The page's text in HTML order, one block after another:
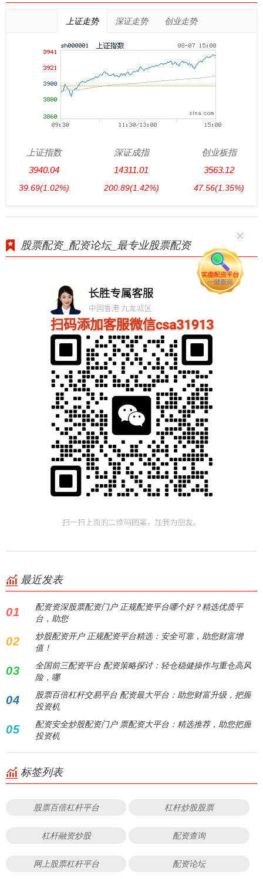
上证走势 深证走势 创业走势
上证指数
3940.04
39.69(1.02%)
深证成指
14311.01
200.89(1.42%)
创业板指
3563.12
47.56(1.35%)
股票配资_配资论坛_最专业股票配资
最近发表
01
配资资深股票配资门户 正规配资平台哪个好？精选优质平
台，助您
02
炒股配资开户 正规配资平台精选：安全可靠，助您财富增
值！
03
全国前三配资平台 配资策略探讨：轻仓稳健操作与重仓高风
险，哪
04
股票百倍杠杆交易平台 配资最大平台：助您财富升级，把握
投资机
05
配资安全炒股配资门户 票配资大平台：精选推荐，助您把握
投资机
标签列表
股票百倍杠杆平台 杠杆炒股股票
杠杆融资炒股 配资查询
网上股票杠杆平台 配资论坛